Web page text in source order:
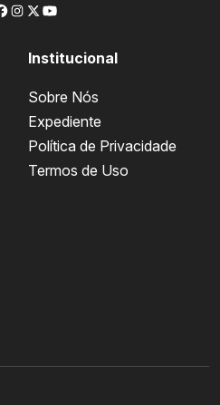
Institucional
Sobre Nós
Expediente
Política de Privacidade
Termos de Uso